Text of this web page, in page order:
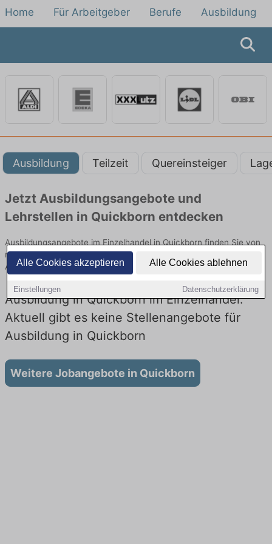
Alle Cookies akzeptieren Alle Cookies ablehnen
Einstellungen Datenschutzerklärung
Home Für Arbeitgeber Berufe Ausbildung
Ausbildung Teilzeit Quereinsteiger
Jetzt Ausbildungsangebote und
Lehrstellen in Quickborn entdecken
Ausbildungsangebote im Einzelhandel in Quickborn finden Sie von
namhaften Firmen. Entdecken Sie freie Optionen von Top-
Arbeitgebern und bewerben Sie sich noch heute.
Ausbildung in Quickborn im Einzelhandel:
Aktuell gibt es keine Stellenangebote für
Ausbildung in Quickborn
Weitere Jobangebote in Quickborn